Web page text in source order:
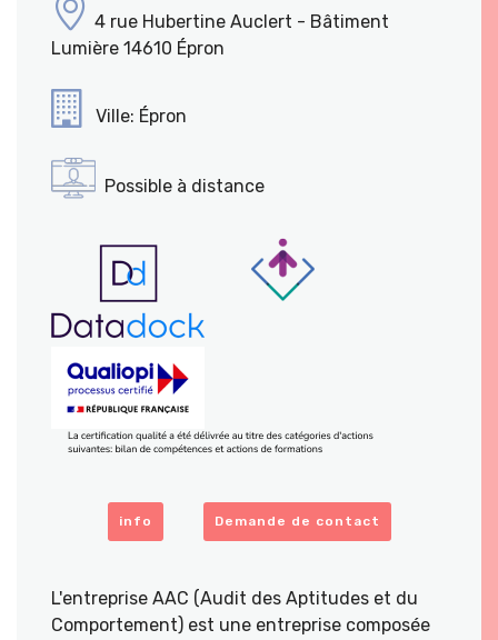
4 rue Hubertine Auclert - Bâtiment
Lumière 14610 Épron
Ville: Épron
Possible à distance
info Demande de contact
L'entreprise AAC (Audit des Aptitudes et du
Comportement) est une entreprise composée